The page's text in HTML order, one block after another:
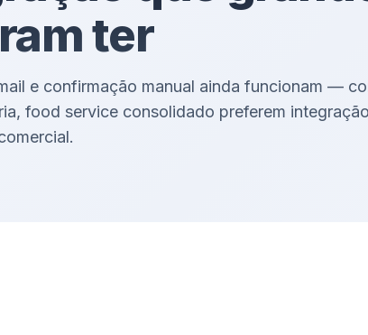
ter
e confirmação manual ainda funcionam —
food service consolidado preferem